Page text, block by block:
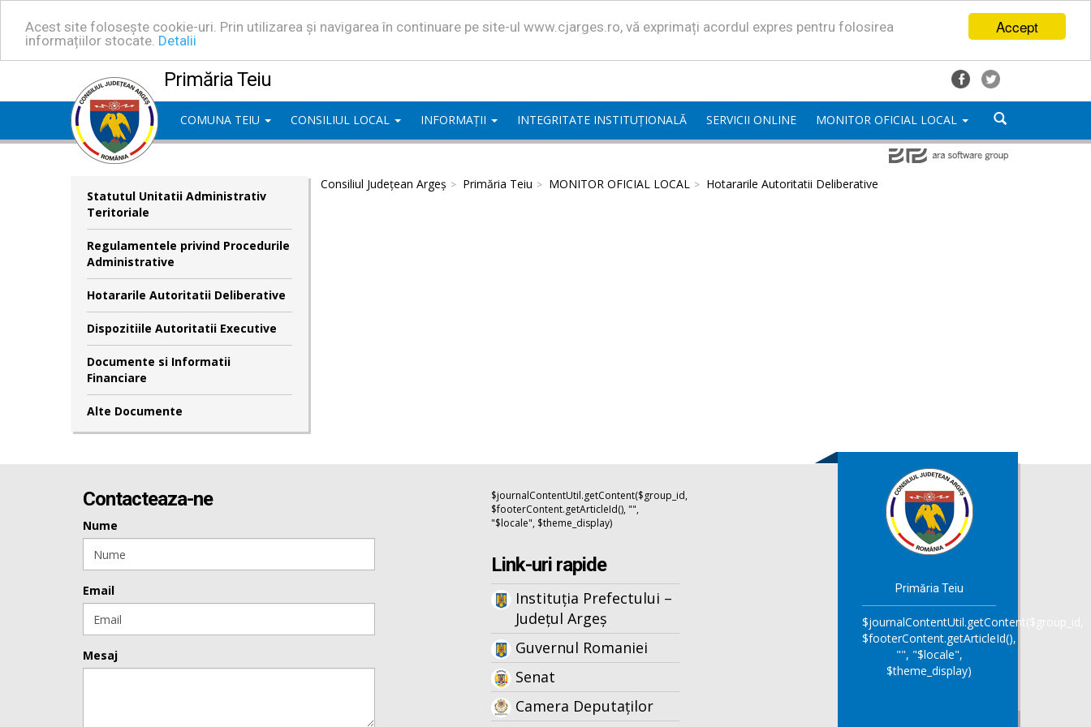
Accept
Acest site folosește cookie-uri. Prin utilizarea și navigarea în continuare pe site-ul www.cjarges.ro, vă exprimați acordul expres pentru folosirea
informațiilor stocate. Detalii
Primăria Teiu
COMUNA TEIU CONSILIUL LOCAL INFORMAȚII INTEGRITATE INSTITUȚIONALĂ SERVICII ONLINE MONITOR OFICIAL LOCAL
Statutul Unitatii Administrativ
Teritoriale
Regulamentele privind Procedurile
Administrative
Hotararile Autoritatii Deliberative
Dispozitiile Autoritatii Executive
Documente si Informatii
Financiare
Alte Documente
Consiliul Județean Argeș Primăria Teiu MONITOR OFICIAL LOCAL Hotararile Autoritatii Deliberative
Contacteaza-ne
Nume
Email
Mesaj
$journalContentUtil.getContent($group_id,
$footerContent.getArticleId(), "",
"$locale", $theme_display)
Link-uri rapide
Instituția Prefectului –
Județul Argeș
Guvernul Romaniei
Senat
Camera Deputaților
Primăria Teiu
$journalContentUtil.getContent($group_id,
$footerContent.getArticleId(),
"", "$locale",
$theme_display)